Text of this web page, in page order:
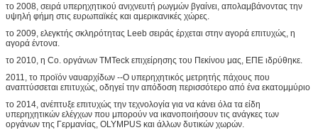
το 2008, σειρά υπερηχητικού ανιχνευτή ρωγμών βγαίνει, απολαμβάνοντας την
υψηλή φήμη στις ευρωπαϊκές και αμερικανικές χώρες.
το 2009, ελεγκτής σκληρότητας Leeb σειράς έρχεται στην αγορά επιτυχώς, η
αγορά έντονα.
το 2010, η Co. οργάνων TMTeck επιχείρησης του Πεκίνου μας, ΕΠΕ ιδρύθηκε.
2011, το προϊόν ναυαρχίδων --Ο υπερηχητικός μετρητής πάχους που
αναπτύσσεται επιτυχώς, οδηγεί την απόδοση περισσότερο από ένα εκατομμύριο
το 2014, ανέπτυξε επιτυχώς την τεχνολογία για να κάνει όλα τα είδη
υπερηχητικών ελέγχων που μπορούν να ικανοποιήσουν τις ανάγκες των
οργάνων της Γερμανίας, OLYMPUS και άλλων δυτικών χωρών.